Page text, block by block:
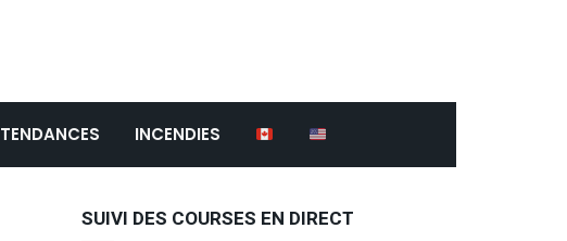
TENDANCES INCENDIES
SUIVI DES COURSES EN DIRECT